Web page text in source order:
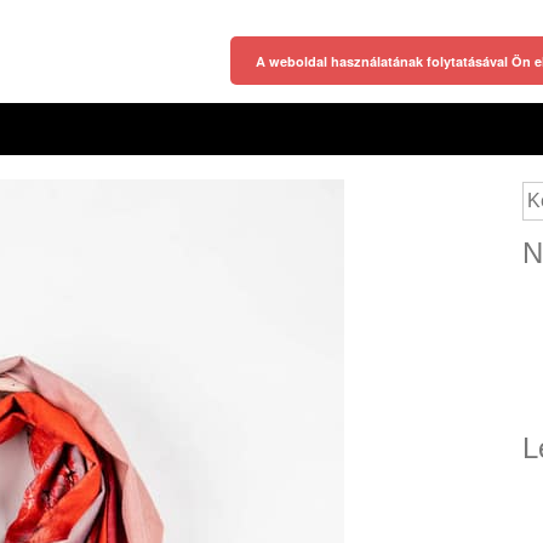
A weboldal használatának folytatásával Ön